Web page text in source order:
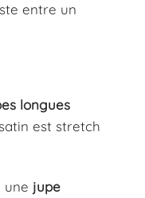
entre un
longues
est stretch
une jupe